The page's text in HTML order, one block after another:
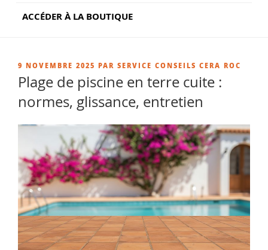
ACCÉDER À LA BOUTIQUE
PUBLIÉ
LE
9 NOVEMBRE 2025 PAR SERVICE CONSEILS CERA ROC
Plage de piscine en terre cuite :
normes, glissance, entretien